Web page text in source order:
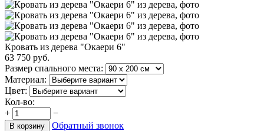
Кровать из дерева "Окаери 6"
63 750 руб.
Размер спального места:
Материал:
Цвет:
Кол-во:
+
−
В корзину
Обратный звонок